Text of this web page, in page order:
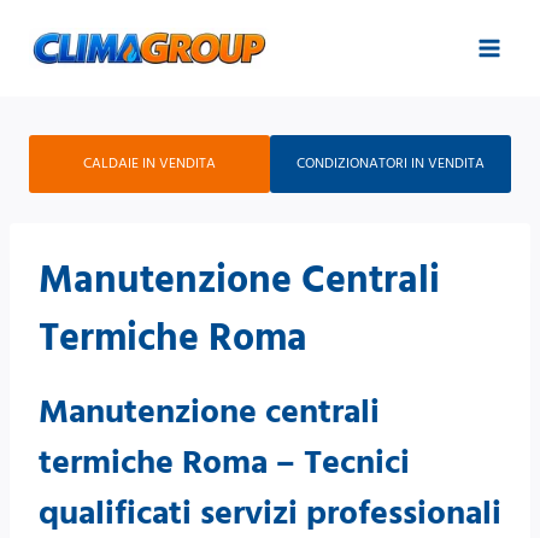
CALDAIE IN VENDITA CONDIZIONATORI IN VENDITA
Manutenzione Centrali
Termiche Roma
Manutenzione centrali
termiche Roma – Tecnici
qualificati servizi professionali